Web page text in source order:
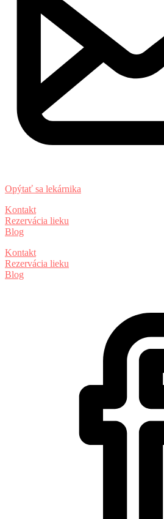
Opýtať sa lekárnika
Kontakt
Rezervácia lieku
Blog
Kontakt
Rezervácia lieku
Blog